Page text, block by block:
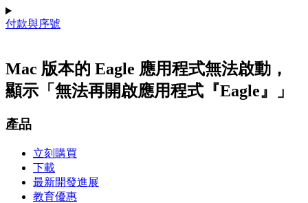
付款與序號
Mac 版本的 Eagle 應用程式無法啟動，
顯示「無法再開啟應用程式『Eagle』」
產品
立刻購買
下載
最新開發進展
教育優惠